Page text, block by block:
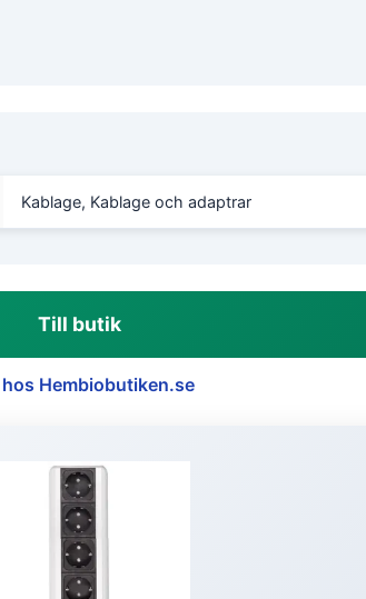
Kablage, Kablage och adaptrar
Till butik
hos Hembiobutiken.se